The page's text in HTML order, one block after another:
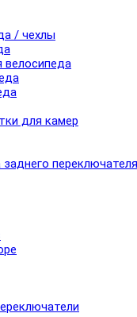
/ чехлы
велосипеда
для камер
переключателя